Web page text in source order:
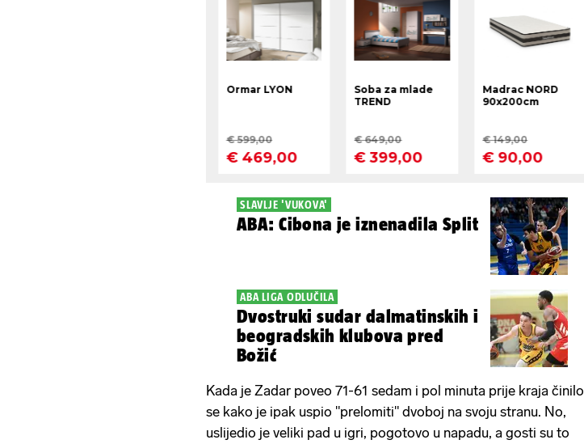
SLAVLJE 'VUKOVA'
ABA: Cibona je iznenadila Split
ABA LIGA ODLUČILA
Dvostruki sudar dalmatinskih i
beogradskih klubova pred
Božić
Kada je Zadar poveo 71-61 sedam i pol minuta prije kraja činilo
se kako je ipak uspio "prelomiti" dvoboj na svoju stranu. No,
uslijedio je veliki pad u igri, pogotovo u napadu, a gosti su to